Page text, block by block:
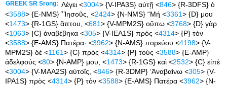
GREEK SR Srong: Λέγει <3004> {V-IPA3S} αὐτῇ <846> {R-3DFS} ὁ
<3588> {E-NMS} ˚Ἰησοῦς, <2424> {N-NMS} “Μή <3361> {D} μου
<1473> {R-1GS} ἅπτου, <681> {V-MPM2S} οὔπω <3768> {D} γὰρ
<1063> {C} ἀναβέβηκα <305> {V-IEA1S} πρὸς <4314> {P} τὸν
<3588> {E-AMS} Πατέρα· <3962> {N-AMS} πορεύου <4198> {V-
MPM2S} δὲ <1161> {C} πρὸς <4314> {P} τοὺς <3588> {E-AMP}
ἀδελφούς <80> {N-AMP} μου, <1473> {R-1GS} καὶ <2532> {C} εἰπὲ
<3004> {V-MAA2S} αὐτοῖς, <846> {R-3DMP} ‘Ἀναβαίνω <305> {V-
IPA1S} πρὸς <4314> {P} τὸν <3588> {E-AMS} Πατέρα <3962> {N-